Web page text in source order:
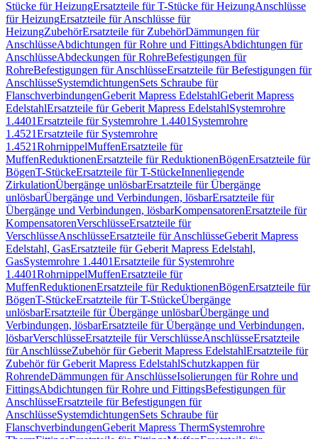
Stücke für HeizungErsatzteile für T-Stücke für HeizungAnschlüsse
für HeizungErsatzteile für Anschlüsse für
HeizungZubehörErsatzteile für ZubehörDämmungen für
AnschlüsseAbdichtungen für Rohre und FittingsAbdichtungen für
AnschlüsseAbdeckungen für RohreBefestigungen für
RohreBefestigungen für AnschlüsseErsatzteile für Befestigungen für
AnschlüsseSystemdichtungenSets Schraube für
FlanschverbindungenGeberit Mapress EdelstahlGeberit Mapress
EdelstahlErsatzteile für Geberit Mapress EdelstahlSystemrohre
1.4401Ersatzteile für Systemrohre 1.4401 Systemrohre
1.4521Ersatzteile für Systemrohre
1.4521RohrnippelMuffenErsatzteile für
MuffenReduktionenErsatzteile für ReduktionenBögenErsatzteile für
BögenT-StückeErsatzteile für T-StückeInnenliegende
ZirkulationÜbergänge unlösbarErsatzteile für Übergänge
unlösbarÜbergänge und Verbindungen, lösbarErsatzteile für
Übergänge und Verbindungen, lösbarKompensatorenErsatzteile für
KompensatorenVerschlüsseErsatzteile für
VerschlüsseAnschlüsseErsatzteile für AnschlüsseGeberit Mapress
Edelstahl, GasErsatzteile für Geberit Mapress Edelstahl,
GasSystemrohre 1.4401Ersatzteile für Systemrohre
1.4401RohrnippelMuffenErsatzteile für
MuffenReduktionenErsatzteile für ReduktionenBögenErsatzteile für
BögenT-StückeErsatzteile für T-StückeÜbergänge
unlösbarErsatzteile für Übergänge unlösbarÜbergänge und
Verbindungen, lösbarErsatzteile für Übergänge und Verbindungen,
lösbarVerschlüsseErsatzteile für VerschlüsseAnschlüsseErsatzteile
für AnschlüsseZubehör für Geberit Mapress EdelstahlErsatzteile für
Zubehör für Geberit Mapress EdelstahlSchutzkappen für
RohrendeDämmungen für AnschlüsseIsolierungen für Rohre und
FittingsAbdichtungen für Rohre und FittingsBefestigungen für
AnschlüsseErsatzteile für Befestigungen für
AnschlüsseSystemdichtungenSets Schraube für
FlanschverbindungenGeberit Mapress ThermSystemrohre